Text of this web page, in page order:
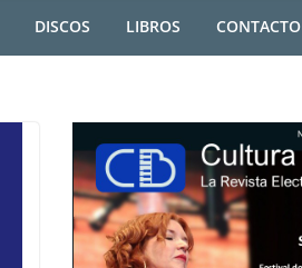
DISCOS LIBROS CONTACTO